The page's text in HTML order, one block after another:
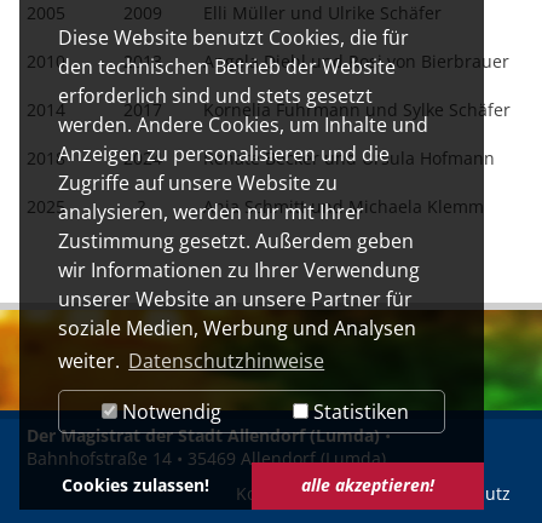
Diese Website benutzt Cookies, die für
den technischen Betrieb der Website
erforderlich sind und stets gesetzt
werden. Andere Cookies, um Inhalte und
Anzeigen zu personalisieren und die
Zugriffe auf unsere Website zu
analysieren, werden nur mit Ihrer
Zustimmung gesetzt. Außerdem geben
wir Informationen zu Ihrer Verwendung
unserer Website an unsere Partner für
soziale Medien, Werbung und Analysen
weiter. Datenschutzhinweise
Notwendig
Statistiken
Cookies zulassen! alle akzeptieren!
2005 2009 Elli Müller und Ulrike Schäfer
2010 2013 Angela Diehl und Rosi von Bierbrauer
2014 2017 Kornelia Fuhrmann und Sylke Schäfer
2018 2024 Renate Becker und Ursula Hofmann
2025 ? Anja Schmitt und Michaela Klemm
Der Magistrat der Stadt Allendorf (Lumda)•
Bahnhofstraße 14 • 35469 Allendorf (Lumda)
Kontakt
Impressum Datenschutz